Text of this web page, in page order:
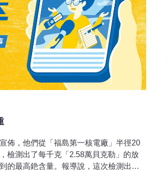
佈，他們從「福島第一核電廠」半徑20
檢測出了每千克「2.58萬貝克勒」的放
的最高銫含量。報導說，這次檢測出的